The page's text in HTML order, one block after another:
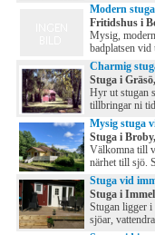
Modern
Fritidshus i
Mysig,
badplatsen vid
Charmig
Stuga i
Hyr ut stugan
tillbringar ni
Mysig stuga
Stuga i
Välkomna till
närhet till sjö.
Stuga vid
Stuga i
Stugan ligger i
sjöar,